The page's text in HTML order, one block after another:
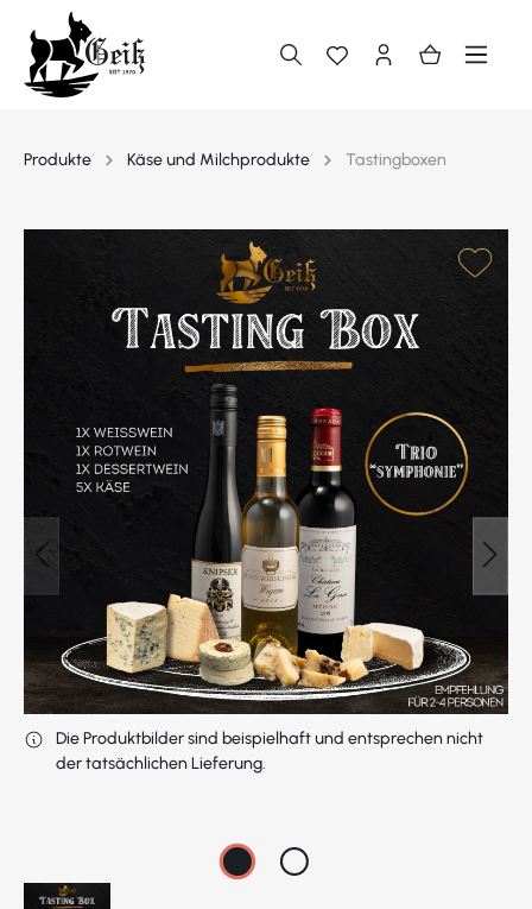
springen
Produkte Käse und Milchprodukte Tastingboxen
Die Produktbilder sind beispielhaft und entsprechen nicht
der tatsächlichen Lieferung.